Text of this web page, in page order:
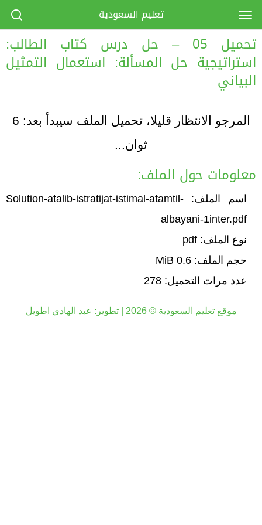
تحميل 05 – حل درس كتاب الطالب:
استراتيجية حل المسألة: استعمال التمثيل
البياني
المرجو الانتظار قليلا، تحميل الملف سيبدأ بعد: 6
ثوان...
معلومات حول الملف:
اسم الملف: Solution-atalib-istratijat-istimal-atamtil-
albayani-1inter.pdf
نوع الملف: pdf
حجم الملف: 0.6 MiB
عدد مرات التحميل: 278
موقع تعليم السعودية © 2026 | تطوير: عبد الهادي اطويل
تعليم السعودية